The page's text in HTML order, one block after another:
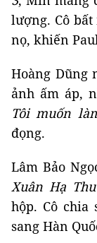
lượng. Cô
nọ, khiến
Hoàng Dũng
ảnh ấm áp,
Tôi muốn
đọng.
Lâm Bảo
Xuân Hạ
hộp. Cô
sang Hàn